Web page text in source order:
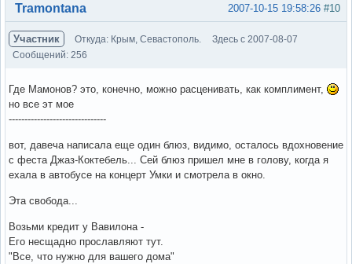
Вне форума #10
2007-10-15 19:58:26
Tramontana
Участник Откуда: Крым, Севастополь.
Здесь с 2007-08-07
Сообщений: 256
Где Мамонов? это, конечно, можно расценивать, как комплимент,
но все эт мое
-------------------------------
вот, давеча написала еще один блюз, видимо, осталось вдохновение
с феста Джаз-Коктебель... Сей блюз пришел мне в голову, когда я
ехала в автобусе на концерт Умки и смотрела в окно.
Эта свобода...
Возьми кредит у Вавилона -
Его несщадно прославляют тут.
"Все, что нужно для вашего дома"